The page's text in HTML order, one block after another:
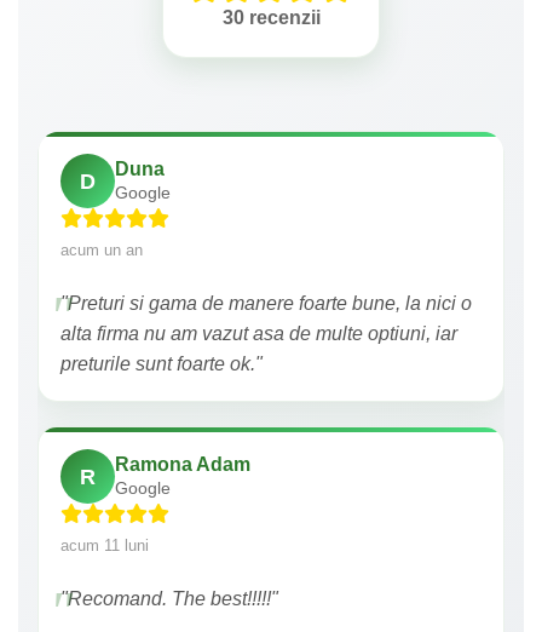
30 recenzii
D
Duna
Google
acum un an
"Preturi si gama de manere foarte bune, la nici o
alta firma nu am vazut asa de multe optiuni, iar
preturile sunt foarte ok."
R
Ramona Adam
Google
acum 11 luni
"Recomand. The best!!!!!"